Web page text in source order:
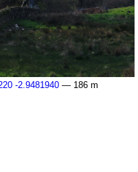
-2.9481940— 186 m